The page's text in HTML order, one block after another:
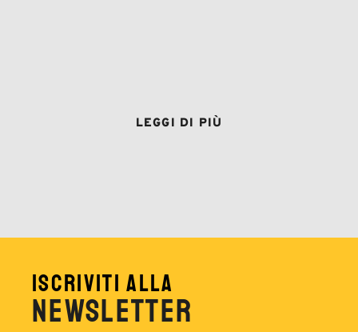
LEGGI DI PIÙ
ISCRIVITI ALLA
NEWSLETTER